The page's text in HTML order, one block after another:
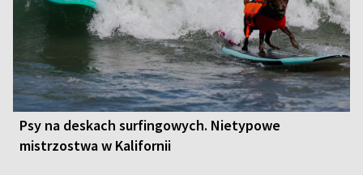
Psy na deskach surfingowych. Nietypowe
mistrzostwa w Kalifornii